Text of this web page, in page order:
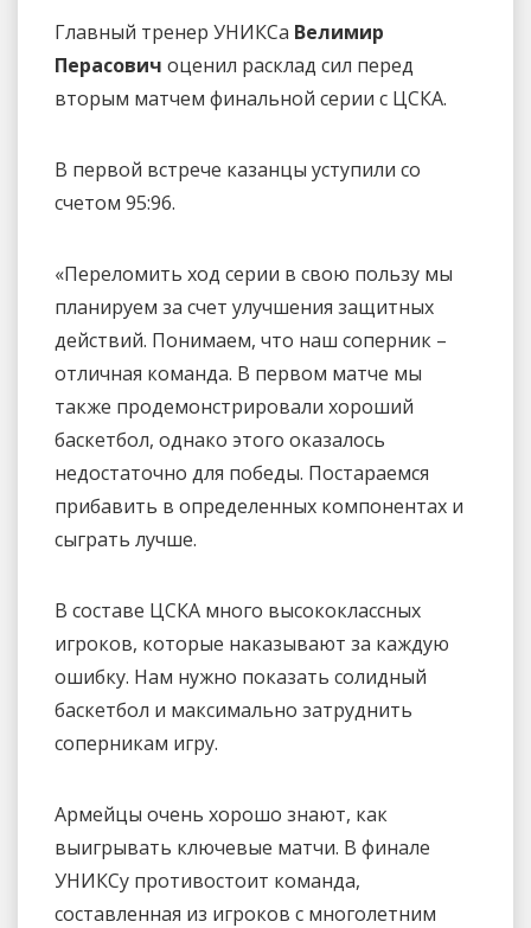
Главный тренер УНИКСа Велимир
Перасович оценил расклад сил перед
вторым матчем финальной серии с ЦСКА.
В первой встрече казанцы уступили со
счетом 95:96.
«Переломить ход серии в свою пользу мы
планируем за счет улучшения защитных
действий. Понимаем, что наш соперник –
отличная команда. В первом матче мы
также продемонстрировали хороший
баскетбол, однако этого оказалось
недостаточно для победы. Постараемся
прибавить в определенных компонентах и
сыграть лучше.
В составе ЦСКА много высококлассных
игроков, которые наказывают за каждую
ошибку. Нам нужно показать солидный
баскетбол и максимально затруднить
соперникам игру.
Армейцы очень хорошо знают, как
выигрывать ключевые матчи. В финале
УНИКСу противостоит команда,
составленная из игроков с многолетним